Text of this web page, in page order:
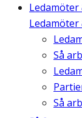
Så
Så